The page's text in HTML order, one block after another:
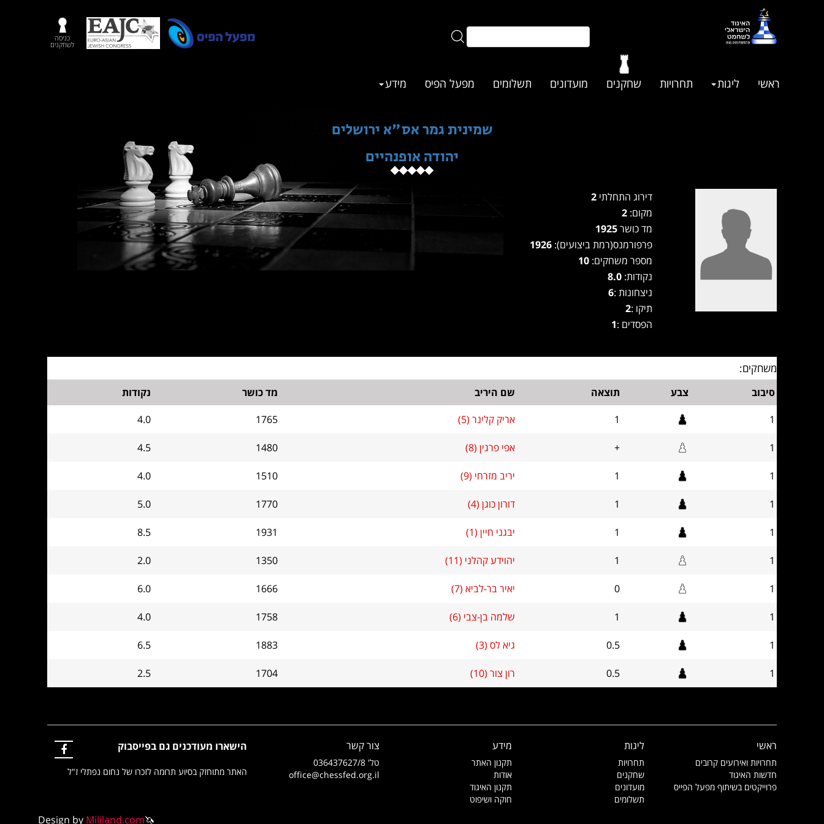
כניסה
לשחקנים
ראשי ליגות תחרויות שחקנים מועדונים תשלומים מפעל הפיס מידע
שמינית גמר אס"א ירושלים
יהודה אופנהיים
דירוג התחלתי 2
מקום: 2
מד כושר1925
פרפורמנס(רמת ביצועים): 1926
מספר משחקים: 10
נקודות:8.0
ניצחונות :6
תיקו :2
הפסדים :1
משחקים:
סיבוב צבע תוצאה שם היריב מד כושר
נקודות
1
1 אריק קלינר (5) 1765
4.0
1
+ אפי פרגין (8) 1480
4.5
1
1 יריב מזרחי (9) 1510
4.0
1
1 דורון כוגן (4) 1770
5.0
1
1 יבגני חיין (1) 1931
8.5
1
1 יהוידע קהלני (11) 1350
2.0
1
0 יאיר בר-לביא (7) 1666
6.0
1
1 שלמה בן-צבי (6) 1758
4.0
1
0.5 גיא לס (3) 1883
6.5
1
0.5 רון צור (10) 1704
2.5
ראשי
תחרויות ואירועים קרובים
חדשות האיגוד
פרוייקטים בשיתוף מפעל הפייס
ליגות
תחרויות
שחקנים
מועדונים
תשלומים
מידע
תקנון האתר
אודות
תקנון האיגוד
חוקה ושיפוט
צור קשר
טל' 036437627/8
office@chessfed.org.il
הישארו מעודכנים גם בפייסבוק
האתר מתוחזק בסיוע תרומה לזכרו של נחום נפתלי ז"ל
Design by Mililand.com🦄